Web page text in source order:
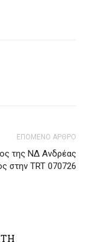
ΕΠΟΜΕΝΟ ΑΡΘΡΟ
της ΝΔ Ανδρέας
στην TRT 070726